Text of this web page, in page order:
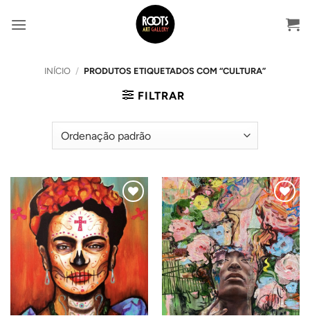
INÍCIO / PRODUTOS ETIQUETADOS COM “CULTURA”
FILTRAR
Adicionar
ao
Wishlist
Adicionar
ao
Wishlist